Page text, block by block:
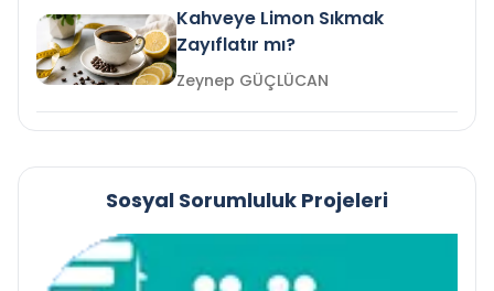
Kahveye Limon Sıkmak
Zayıflatır mı?
Zeynep GÜÇLÜCAN
Sosyal Sorumluluk Projeleri